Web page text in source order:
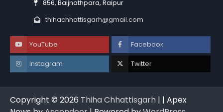
856, Baijnathpara, Raipur
thihachhattisgarh@gmail.com
YouTube Facebook
Instagram Twitter
Copyright © 2026 Thiha Chhattisgarh | | Apex